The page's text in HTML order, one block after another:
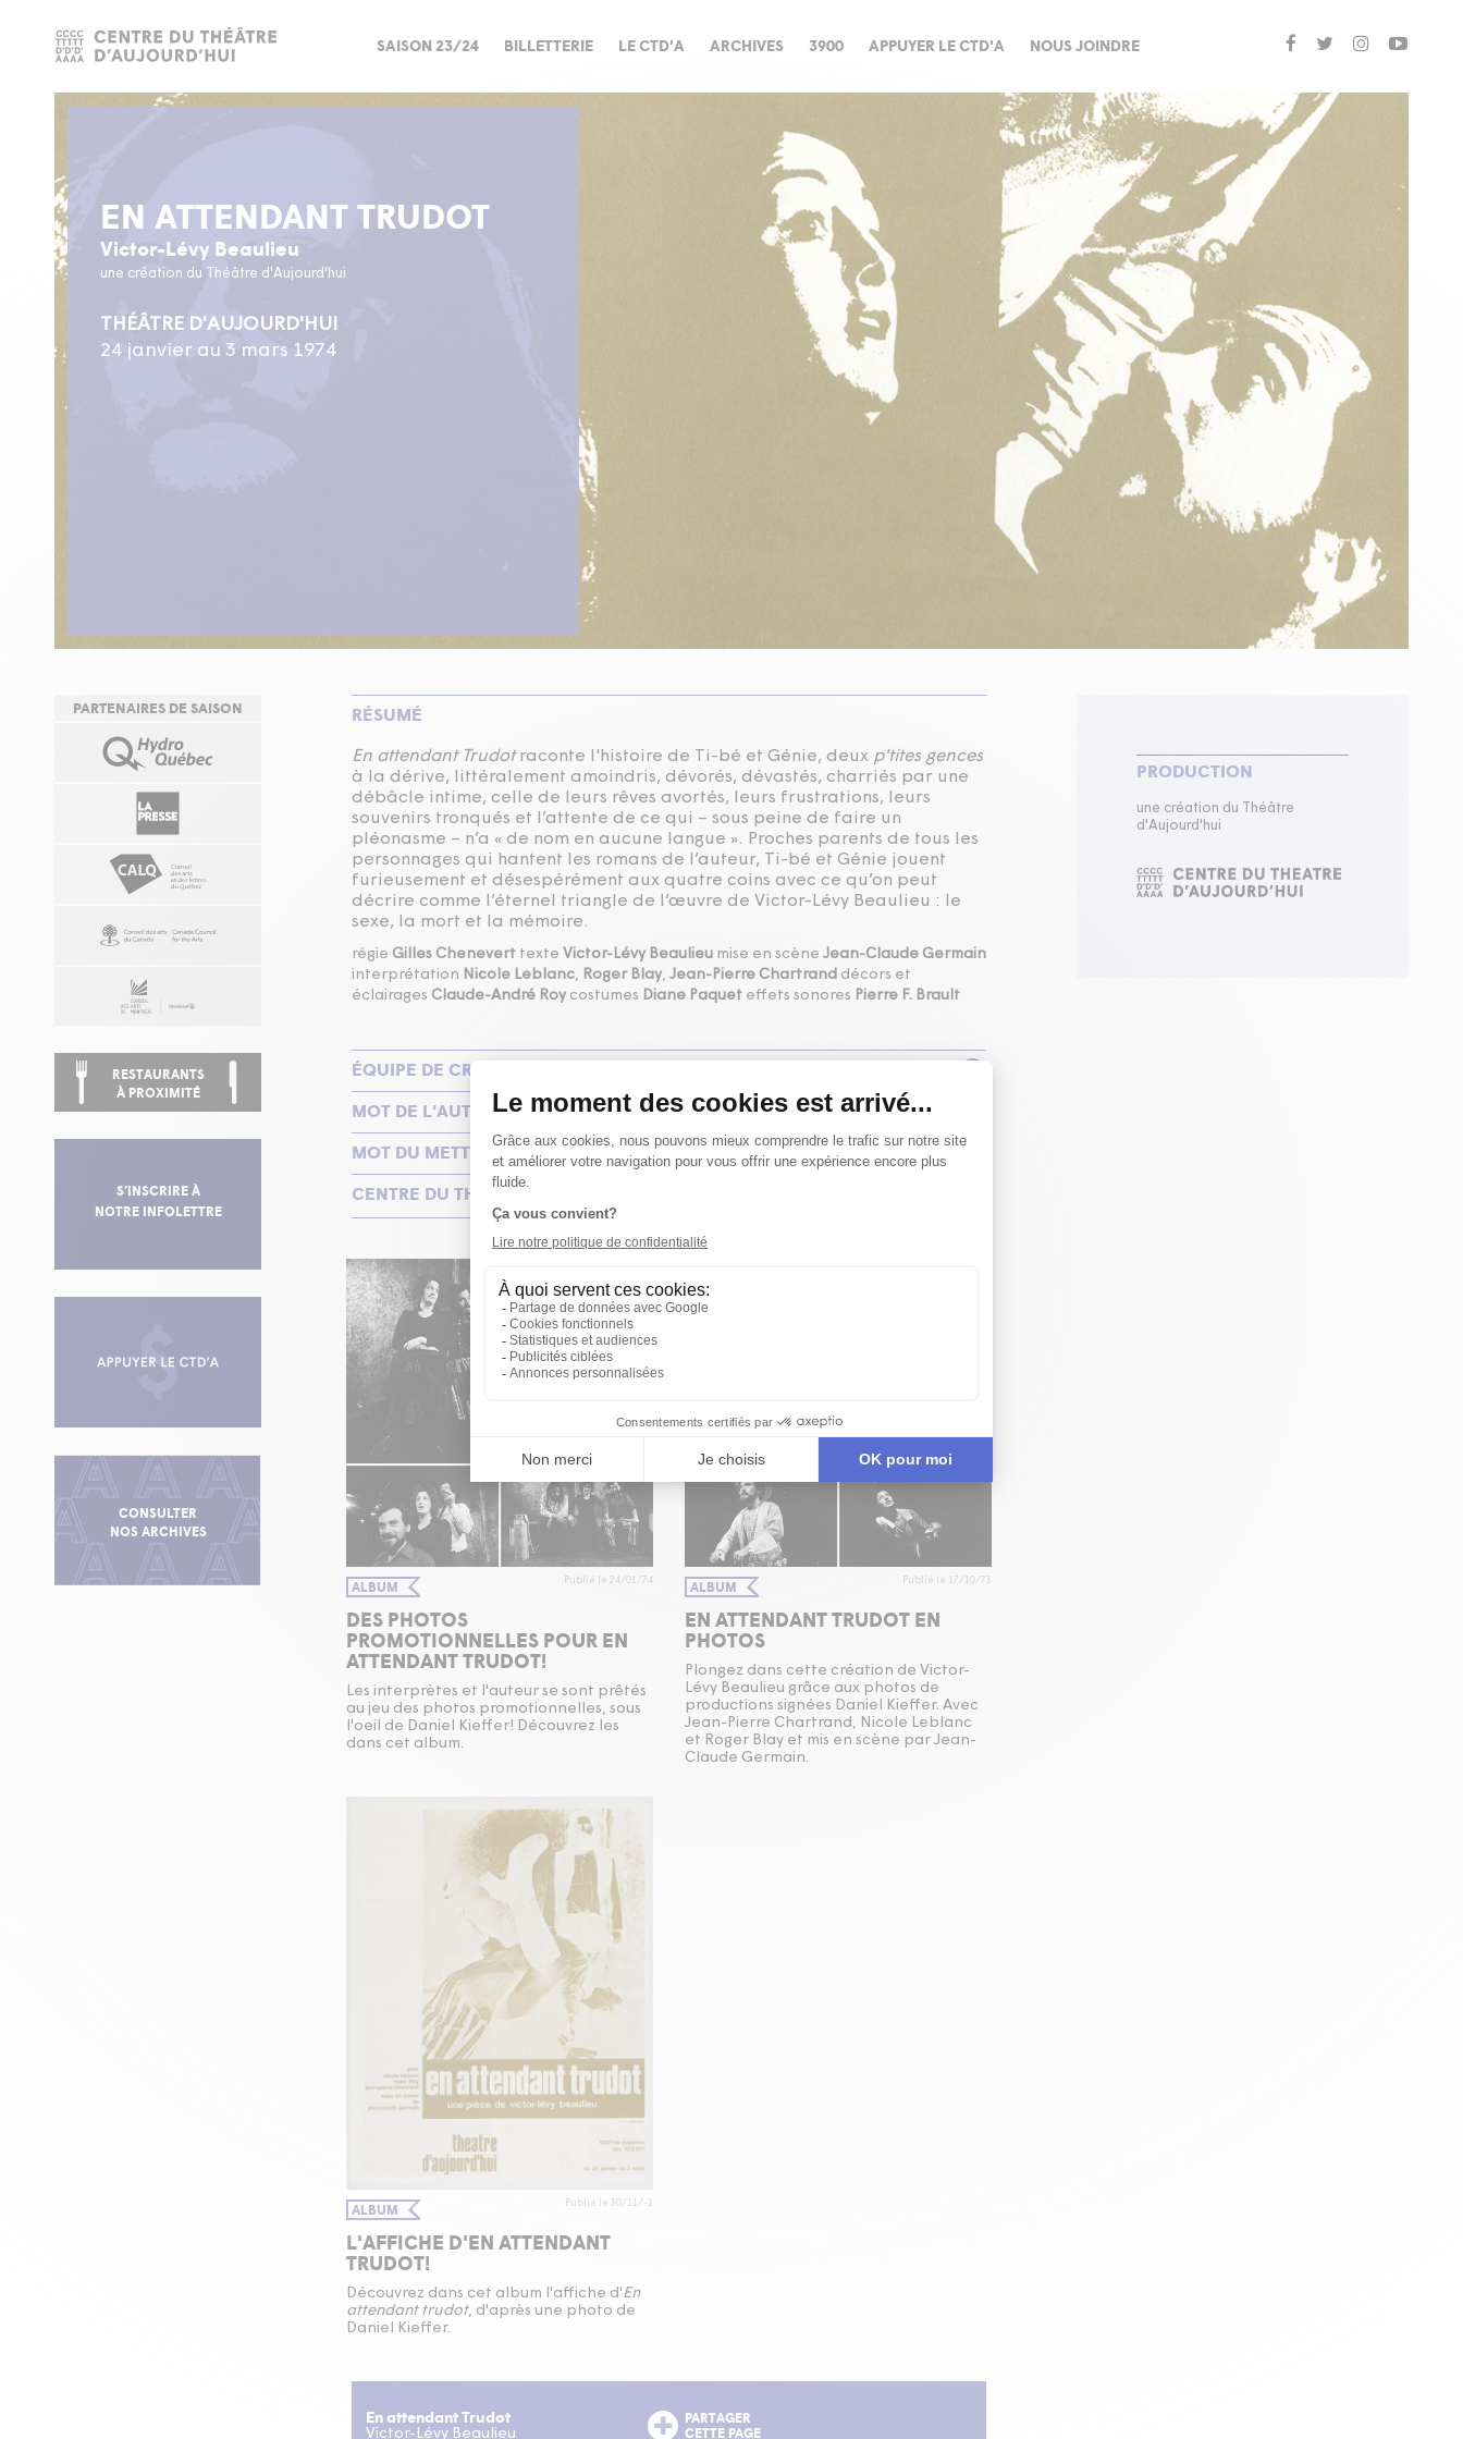
SAISON 23/24 BILLETTERIE LE CTD'A ARCHIVES 3900 APPUYER LE CTD'A NOUS JOINDRE
EN ATTENDANT TRUDOT
Victor-Lévy Beaulieu
une création du Théâtre d'Aujourd'hui
THÉÂTRE D'AUJOURD'HUI
24 janvier au 3 mars 1974
PARTENAIRES DE SAISON
RESTAURANTS
À PROXIMITÉ
S’INSCRIRE À
NOTRE INFOLETTRE
CONSULTER
NOS ARCHIVES
RÉSUMÉ
En attendant Trudotraconte l'histoire de Ti-bé et Génie, deux p'tites gences
à la dérive, littéralement amoindris, dévorés, dévastés, charriés par une
débâcle intime, celle de leurs rêves avortés, leurs frustrations, leurs
souvenirs tronqués et l’attente de ce qui – sous peine de faire un
pléonasme – n’a « de nom en aucune langue ». Proches parents de tous les
personnages qui hantent les romans de l’auteur, Ti-bé et Génie jouent
furieusement et désespérément aux quatre coins avec ce qu’on peut
décrire comme l’éternel triangle de l’œuvre de Victor-Lévy Beaulieu : le
sexe, la mort et la mémoire.
régie Gilles Chenevert texte Victor-Lévy Beaulieu mise en scène Jean-Claude Germain
interprétation Nicole Leblanc, Roger Blay, Jean-Pierre Chartrand décors et
éclairages Claude-André Roy costumes Diane Paquet effets sonores Pierre F. Brault
ÉQUIPE DE CRÉATION
MOT DE L'AUTEUR
MOT DU METTEUR EN SCÈNE
CENTRE DU THÉÂTRE D'AUJOURD'HUI
ALBUM Publié le 24/01/74
DES PHOTOS
PROMOTIONNELLES POUR EN
ATTENDANT TRUDOT!
Les interprètes et l'auteur se sont prêtés
au jeu des photos promotionnelles, sous
l'oeil de Daniel Kieffer! Découvrez les
dans cet album.
ALBUM Publié le 17/10/73
EN ATTENDANT TRUDOT EN
PHOTOS
Plongez dans cette création de Victor-
Lévy Beaulieu grâce aux photos de
productions signées Daniel Kieffer. Avec
Jean-Pierre Chartrand, Nicole Leblanc
et Roger Blay et mis en scène par Jean-
Claude Germain.
ALBUM Publié le 30/11/-1
L'AFFICHE D'EN ATTENDANT
TRUDOT!
Découvrez dans cet album l'affiche d'En
attendant trudot, d'après une photo de
Daniel Kieffer.
En attendant Trudot
Victor-Lévy Beaulieu
PARTAGER
CETTE PAGE
PRODUCTION
une création du Théâtre
d'Aujourd'hui